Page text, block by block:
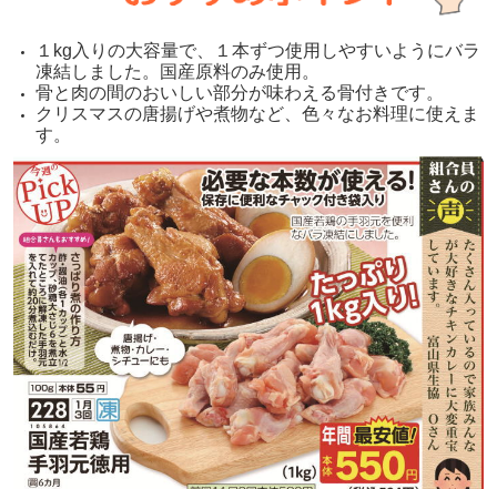
１kg入りの大容量で、１本ずつ使用しやすいようにバラ
凍結しました。国産原料のみ使用。
骨と肉の間のおいしい部分が味わえる骨付きです。
クリスマスの唐揚げや煮物など、色々なお料理に使えま
す。